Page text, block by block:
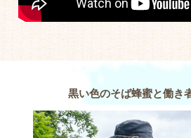
黒い色のそば蜂蜜と働き